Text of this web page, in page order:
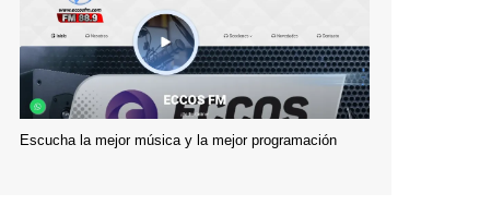
Escucha la mejor música y la mejor programación